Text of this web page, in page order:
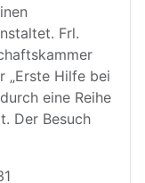
Frl.
„Erste Hilfe bei
eine Reihe
Der Besuch